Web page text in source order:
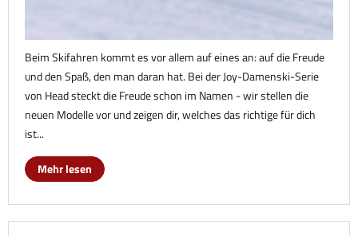
Beim Skifahren kommt es vor allem auf eines an: auf die Freude
und den Spaß, den man daran hat. Bei der Joy-Damenski-Serie
von Head steckt die Freude schon im Namen - wir stellen die
neuen Modelle vor und zeigen dir, welches das richtige für dich
ist...
Mehr lesen